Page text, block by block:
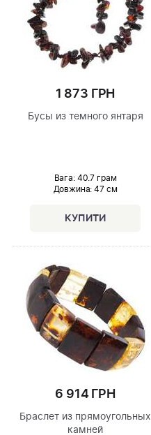
1 873 ГРН
Бусы из темного янтаря
Вага: 40.7 грам
Довжина: 47 см
6 914 ГРН
Браслет из прямоугольных
камней